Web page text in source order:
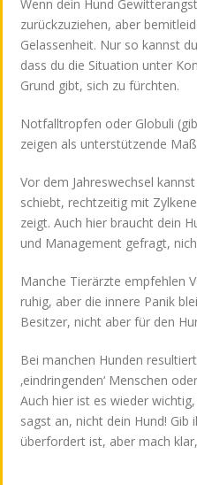
Wenn dein Hund
zurückzuziehen, aber
Gelassenheit. Nur so kannst
dass du die Situation unter
Grund gibt, sich zu fürchten.
Notfalltropfen oder Globuli
zeigen als unterstützende
Vor dem Jahreswechsel
schiebt, rechtzeitig mit
zeigt. Auch hier braucht dein
und Management gefragt,
Manche Tierärzte empfehlen
ruhig, aber die innere Panik
Besitzer, nicht aber für den
Bei manchen Hunden
‚eindringenden‘ Menschen
Auch hier ist es wieder
sagst an, nicht dein Hund!
überfordert ist, aber mach